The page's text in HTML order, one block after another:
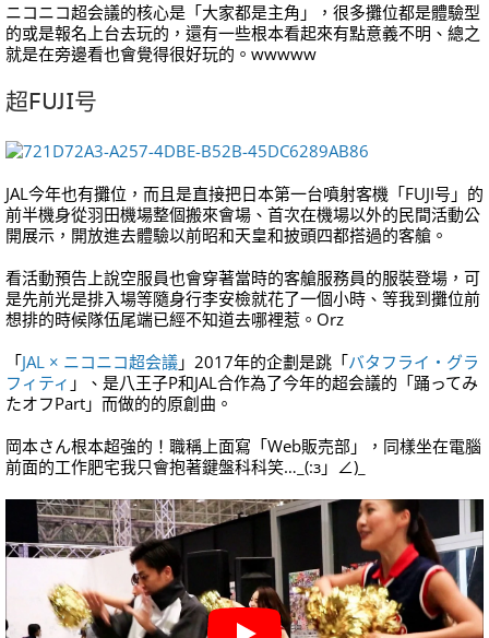
ニコニコ超会議的核心是「大家都是主角」，很多攤位都是體驗型
的或是報名上台去玩的，還有一些根本看起來有點意義不明、總之
就是在旁邊看也會覺得很好玩的。wwwww
超FUJI号
JAL今年也有攤位，而且是直接把日本第一台噴射客機「FUJI号」的
前半機身從羽田機場整個搬來會場、首次在機場以外的民間活動公
開展示，開放進去體驗以前昭和天皇和披頭四都搭過的客艙。
看活動預告上說空服員也會穿著當時的客艙服務員的服裝登場，可
是先前光是排入場等隨身行李安檢就花了一個小時、等我到攤位前
想排的時候隊伍尾端已經不知道去哪裡惹。Orz
「JAL × ニコニコ超会議 」2017年的企劃是跳「バタフライ・グラ
フィティ 」、是八王子P和JAL合作為了今年的超会議的「踊ってみ
たオフPart」而做的的原創曲。
岡本さん根本超強的！職稱上面寫「Web販売部」，同樣坐在電腦
前面的工作肥宅我只會抱著鍵盤科科笑…_(:з」∠)_